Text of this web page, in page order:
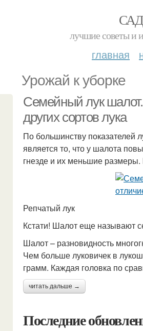
лучшие советы и
главная
Урожай к уборке
Семейный лук шалот.
других сортов лука
По большинству показателей
является то, что у шалота
гнезде и их меньшие
Репчатый лук
Кстати! Шалот еще называют
Шалот – разновидность
Чем больше луковичек в
грамм. Каждая головка по
читать дальше →
Последние